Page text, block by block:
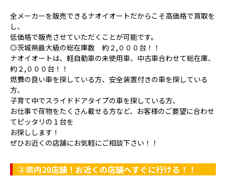
全メーカーを販売できるナオイオートだからこそ高価格で買取を
し、
低価格で販売させていただくことが可能です。
◎茨城県最大級の総在庫数 約２,０００台！！
ナオイオートは、軽自動車の未使用車、中古車合わせて総在庫、
約２,０００台！！
燃費の良い車を探している方、安全装置付きの車を探している
方、
子育て中でスライドドアタイプの車を探している方、
お仕事で荷物をたくさん載せる方など、お客様のご要望に合わせ
てピッタリの１台を
お探しします！
ぜひお近くの店舗にお気軽にご相談下さい！！
②県内20店舗！お近くの店舗へすぐに行ける！！